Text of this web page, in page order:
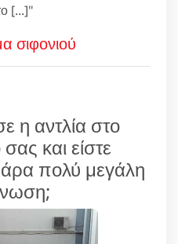
[...]"
σιφονιού
η αντλία στο
και είστε
πολύ μεγάλη